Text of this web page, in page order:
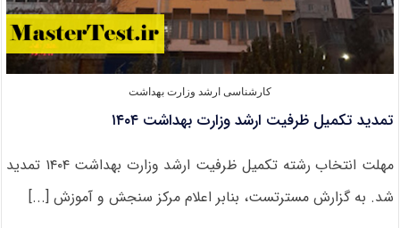
کارشناسی ارشد وزارت بهداشت
تمدید تکمیل ظرفیت ارشد وزارت بهداشت ۱۴۰۴
مهلت انتخاب رشته تکمیل ظرفیت ارشد وزارت بهداشت ۱۴۰۴ تمدید
شد. به گزارش مسترتست، بنابر اعلام مرکز سنجش و آموزش [...]